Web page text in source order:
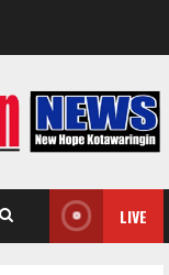
LIVE